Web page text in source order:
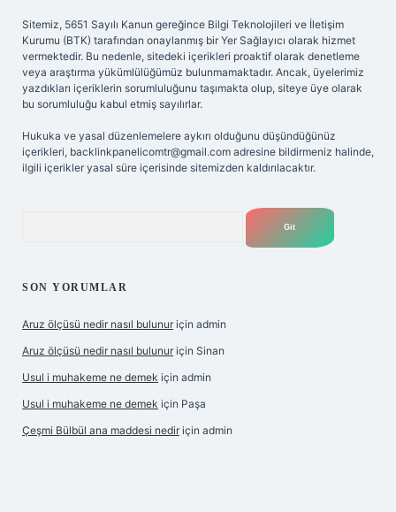
Sitemiz, 5651 Sayılı Kanun gereğince Bilgi Teknolojileri ve İletişim
Kurumu (BTK) tarafından onaylanmış bir Yer Sağlayıcı olarak hizmet
vermektedir. Bu nedenle, sitedeki içerikleri proaktif olarak denetleme
veya araştırma yükümlülüğümüz bulunmamaktadır. Ancak, üyelerimiz
yazdıkları içeriklerin sorumluluğunu taşımakta olup, siteye üye olarak
bu sorumluluğu kabul etmiş sayılırlar.
Hukuka ve yasal düzenlemelere aykırı olduğunu düşündüğünüz
içerikleri, backlinkpanelicomtr@gmail.com adresine bildirmeniz halinde,
ilgili içerikler yasal süre içerisinde sitemizden kaldırılacaktır.
SON YORUMLAR
Aruz ölçüsü nedir nasıl bulunur için admin
Aruz ölçüsü nedir nasıl bulunur için Sinan
Usul i muhakeme ne demek için admin
Usul i muhakeme ne demek için Paşa
Çeşmi Bülbül ana maddesi nedir için admin